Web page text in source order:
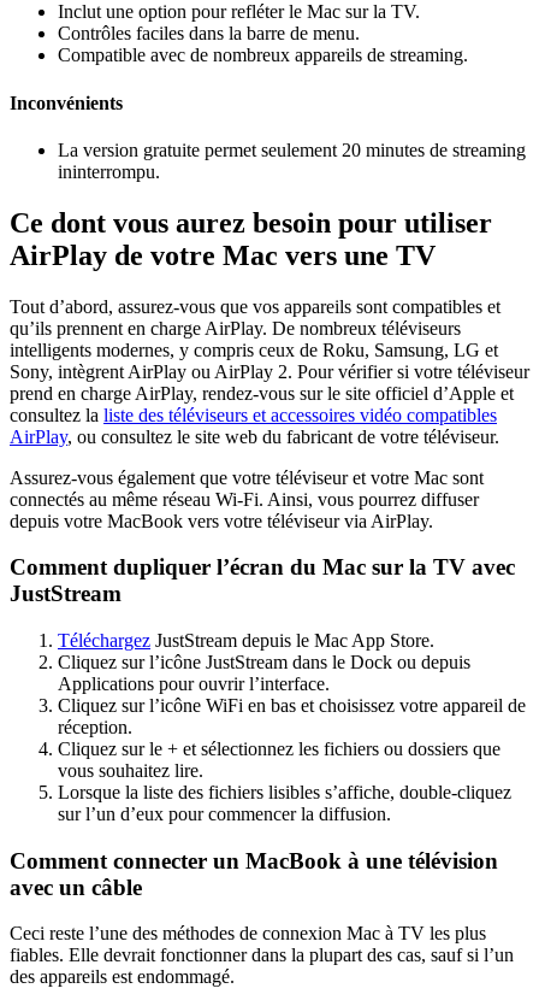
Inclut une option pour refléter le Mac sur la TV.
Contrôles faciles dans la barre de menu.
Compatible avec de nombreux appareils de streaming.
Inconvénients
La version gratuite permet seulement 20 minutes de streaming
ininterrompu.
Ce dont vous aurez besoin pour utiliser
AirPlay de votre Mac vers une TV
Tout d’abord, assurez-vous que vos appareils sont compatibles et
qu’ils prennent en charge AirPlay. De nombreux téléviseurs
intelligents modernes, y compris ceux de Roku, Samsung, LG et
Sony, intègrent AirPlay ou AirPlay 2. Pour vérifier si votre téléviseur
prend en charge AirPlay, rendez-vous sur le site officiel d’Apple et
consultez la liste des téléviseurs et accessoires vidéo compatibles
AirPlay, ou consultez le site web du fabricant de votre téléviseur.
Assurez-vous également que votre téléviseur et votre Mac sont
connectés au même réseau Wi-Fi. Ainsi, vous pourrez diffuser
depuis votre MacBook vers votre téléviseur via AirPlay.
Comment dupliquer l’écran du Mac sur la TV avec
JustStream
Téléchargez JustStream depuis le Mac App Store.
Cliquez sur l’icône JustStream dans le Dock ou depuis
Applications pour ouvrir l’interface.
Cliquez sur l’icône WiFi en bas et choisissez votre appareil de
réception.
Cliquez sur le + et sélectionnez les fichiers ou dossiers que
vous souhaitez lire.
Lorsque la liste des fichiers lisibles s’affiche, double-cliquez
sur l’un d’eux pour commencer la diffusion.
Comment connecter un MacBook à une télévision
avec un câble
Ceci reste l’une des méthodes de connexion Mac à TV les plus
fiables. Elle devrait fonctionner dans la plupart des cas, sauf si l’un
des appareils est endommagé.